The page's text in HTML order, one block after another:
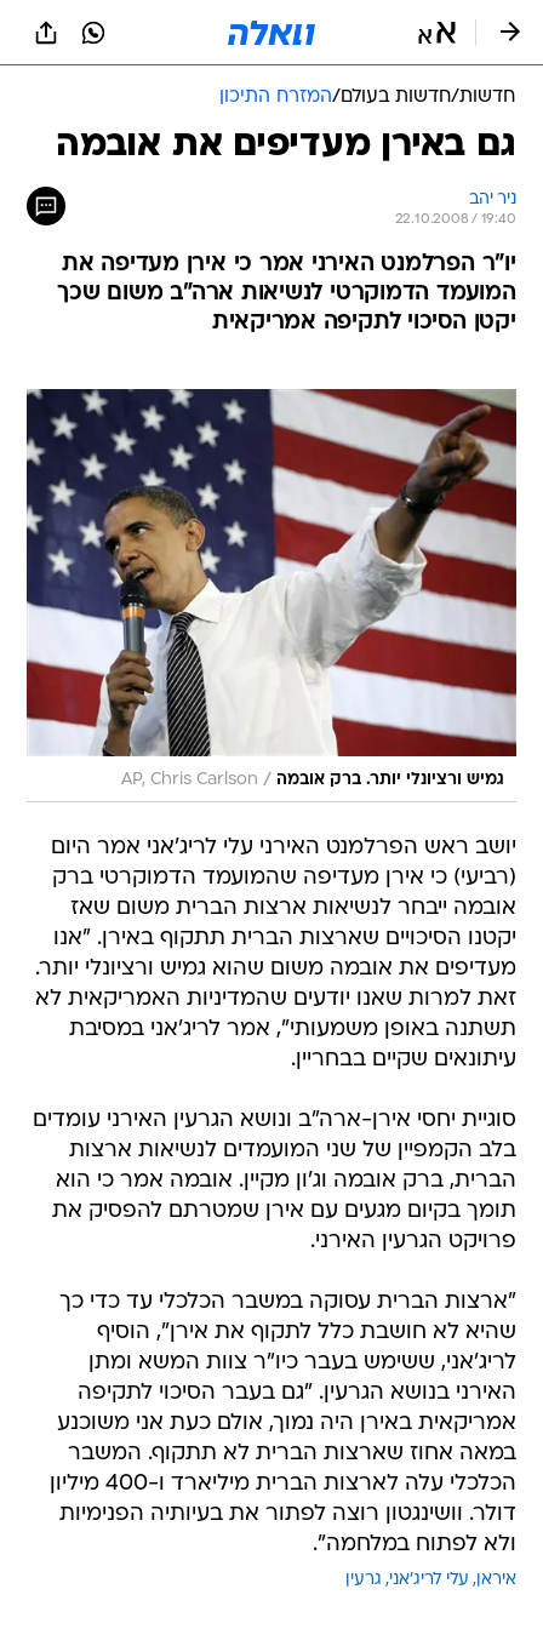
חדשות/חדשות בעולם/המזרח התיכון
גם באירן מעדיפים את אובמה
ניר יהב
22.10.2008 / 19:40
יו"ר הפרלמנט האירני אמר כי אירן מעדיפה את
המועמד הדמוקרטי לנשיאות ארה"ב משום שכך
יקטן הסיכוי לתקיפה אמריקאית
גמיש ורציונלי יותר. ברק אובמה /
AP, Chris Carlson
יושב ראש הפרלמנט האירני עלי לריג'אני אמר היום
(רביעי) כי אירן מעדיפה שהמועמד הדמוקרטי ברק
אובמה ייבחר לנשיאות ארצות הברית משום שאז
יקטנו הסיכויים שארצות הברית תתקוף באירן. "אנו
מעדיפים את אובמה משום שהוא גמיש ורציונלי יותר.
זאת למרות שאנו יודעים שהמדיניות האמריקאית לא
תשתנה באופן משמעותי", אמר לריג'אני במסיבת
עיתונאים שקיים בבחריין.
סוגיית יחסי אירן-ארה"ב ונושא הגרעין האירני עומדים
בלב הקמפיין של שני המועמדים לנשיאות ארצות
הברית, ברק אובמה וג'ון מקיין. אובמה אמר כי הוא
תומך בקיום מגעים עם אירן שמטרתם להפסיק את
פרויקט הגרעין האירני.
"ארצות הברית עסוקה במשבר הכלכלי עד כדי כך
שהיא לא חושבת כלל לתקוף את אירן", הוסיף
לריג'אני, ששימש בעבר כיו"ר צוות המשא ומתן
האירני בנושא הגרעין. "גם בעבר הסיכוי לתקיפה
אמריקאית באירן היה נמוך, אולם כעת אני משוכנע
במאה אחוז שארצות הברית לא תתקוף. המשבר
הכלכלי עלה לארצות הברית מיליארד ו-400 מיליון
דולר. וושינגטון רוצה לפתור את בעיותיה הפנימיות
ולא לפתוח במלחמה".
איראן עלי לריג'אני גרעין